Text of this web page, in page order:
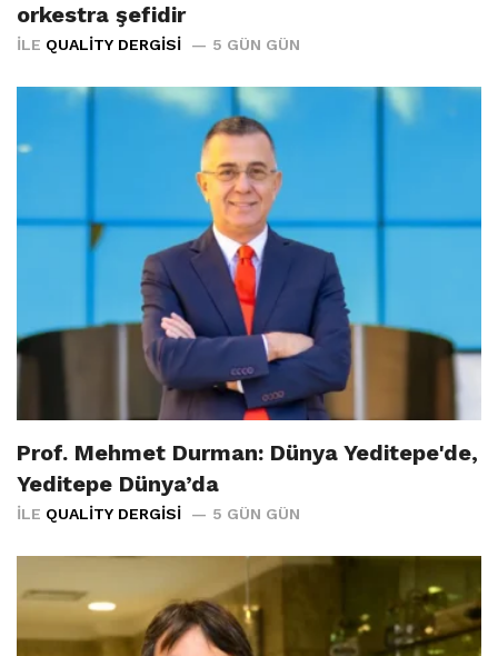
orkestra şefidir
İLE QUALITY DERGISI 5 GÜN GÜN
Prof. Mehmet Durman: Dünya Yeditepe'de,
Yeditepe Dünya’da
İLE QUALITY DERGISI 5 GÜN GÜN